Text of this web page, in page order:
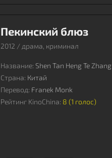
Пекинский блюз
2012 / драма, криминал
Название: Shen Tan Heng Te Zhang
Страна: Китай
Перевод: Franek Monk
Рейтинг KinoChina: 8 (1 голос)